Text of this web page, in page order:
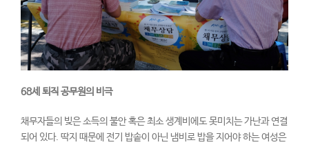
68세 퇴직 공무원의 비극
채무자들의 빚은 소득의 불안 혹은 최소 생계비에도 못미치는 가난과 연결
되어 있다. 딱지 때문에 전기 밥솥이 아닌 냄비로 밥을 지어야 하는 여성은